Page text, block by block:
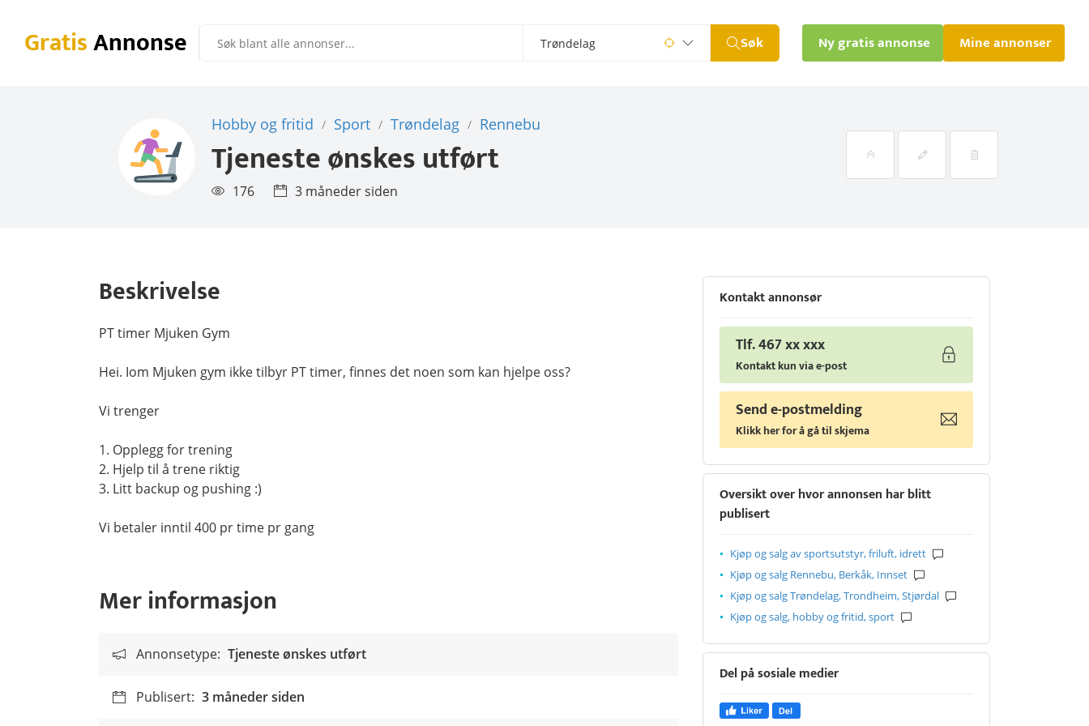
GratisAnnonse Søk Ny gratis annonse Mine annonser
Hobby og fritid / Sport / Trøndelag / Rennebu
Tjeneste ønskes utført
176 3 måneder siden
Beskrivelse
PT timer Mjuken Gym
Hei. Iom Mjuken gym ikke tilbyr PT timer, finnes det noen som kan hjelpe oss?
Vi trenger
1. Opplegg for trening
2. Hjelp til å trene riktig
3. Litt backup og pushing :)
Vi betaler inntil 400 pr time pr gang
Mer informasjon
Annonsetype: Tjeneste ønskes utført
Publisert: 3 måneder siden
Kontakt annonsør
Tlf. 467 xx xxx
Kontakt kun via e-post
Send e-postmelding
Klikk her for å gå til skjema
Oversikt over hvor annonsen har blitt
publisert
Kjøp og salg av sportsutstyr, friluft, idrett
Kjøp og salg Rennebu, Berkåk, Innset
Kjøp og salg Trøndelag, Trondheim, Stjørdal
Kjøp og salg, hobby og fritid, sport
Del på sosiale medier